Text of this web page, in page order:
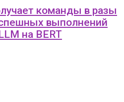
команды в разы
выполнений
на BERT